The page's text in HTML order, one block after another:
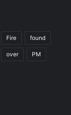
Fire found
over PM